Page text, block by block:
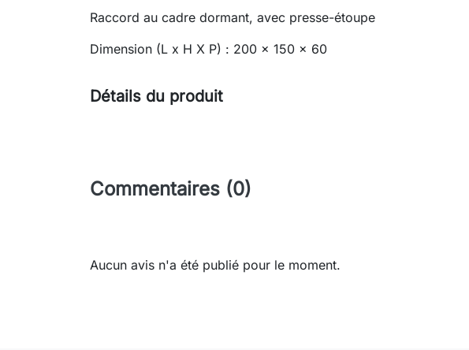
Raccord au cadre dormant, avec presse-étoupe
Dimension (L x H X P) : 200 x 150 x 60
Détails du produit
Commentaires (0)
Aucun avis n'a été publié pour le moment.